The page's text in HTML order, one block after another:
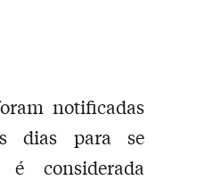
notificadas
dias para se
considerada